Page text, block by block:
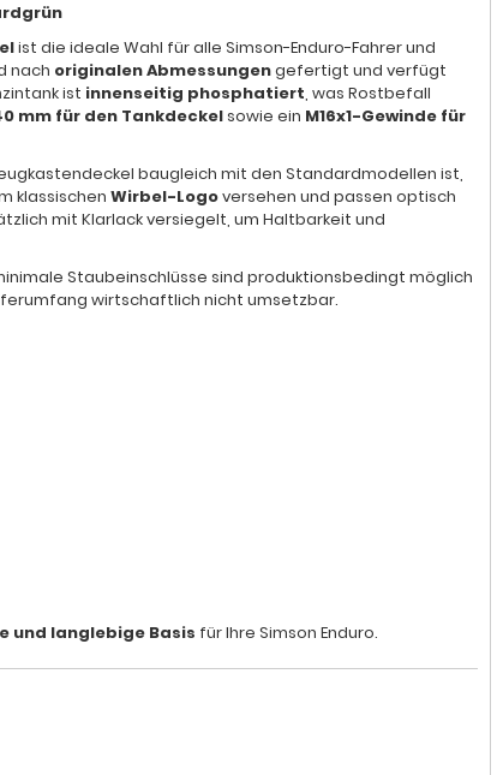
ist die ideale Wahl für alle Simson-Enduro-Fahrer und
nach originalen Abmessungengefertigt und verfügt
ist innenseitig phosphatiert, was Rostbefall
mm für den Tankdeckel sowie ein M16x1-Gewinde für
baugleich mit den Standardmodellen ist,
klassischen Wirbel-Logoversehen und passen optisch
mit Klarlack versiegelt, um Haltbarkeit und
Staubeinschlüsse sind produktionsbedingt möglich
wirtschaftlich nicht umsetzbar.
und langlebige Basis für Ihre Simson Enduro.